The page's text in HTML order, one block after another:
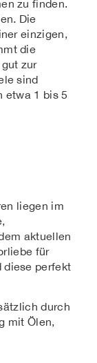
zu finden.
Die
einzigen,
die
zur
sind
etwa 1 bis 5
liegen im
aktuellen
für
diese perfekt
durch
mit Ölen,